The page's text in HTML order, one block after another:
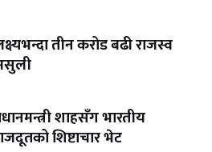
तीन करोड बढी राजस्व
शाहसँग भारतीय
शिष्टाचार भेट